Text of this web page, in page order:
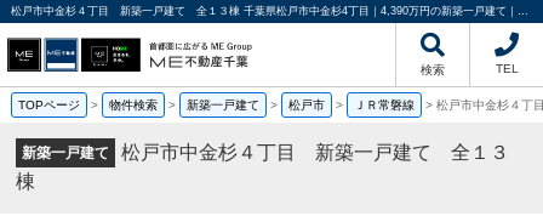
松戸市中金杉４丁目 新築一戸建て 全１３棟 千葉県松戸市中金杉4丁目｜4,390万円の新築一戸建て｜分譲住宅や新築物件｜ME不動産千葉
検索 TEL
TOPページ > 物件検索 > 新築一戸建て > 松戸市 > ＪＲ常磐線 > 松戸市中金杉４
新築一戸建て
松戸市中金杉４丁目 新築一戸建て 全１３
棟